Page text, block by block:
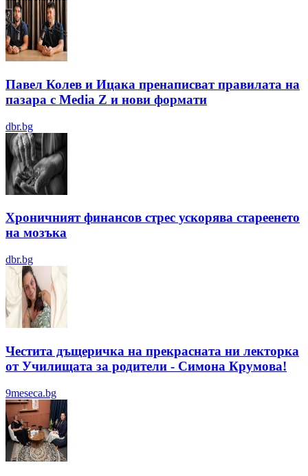
Павел Колев и Ицака пренаписват правилата на
пазара с Media Z и нови формати
dbr.bg
Хроничният финансов стрес ускорява стареенето
на мозъка
dbr.bg
Честита дъщеричка на прекрасната ни лекторка
от Училищата за родители - Симона Крумова!
9meseca.bg